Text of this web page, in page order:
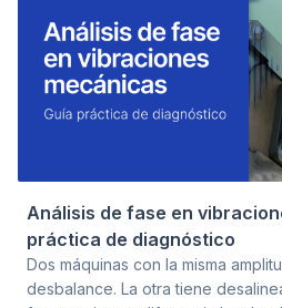
instalado en el organigrama.
tabler
Análisis de fase en
práctica de diagnóstico
Dos máquinas con la misma
desbalance. La otra tiene